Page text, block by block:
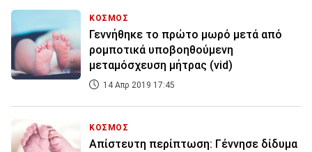
ΚΟΣΜΟΣ
Γεννήθηκε το πρώτο μωρό μετά από
ρομποτικά υποβοηθούμενη
μεταμόσχευση μήτρας (vid)
14 Απρ 2019 17:45
ΚΟΣΜΟΣ
Απίστευτη περίπτωση: Γέννησε δίδυμα